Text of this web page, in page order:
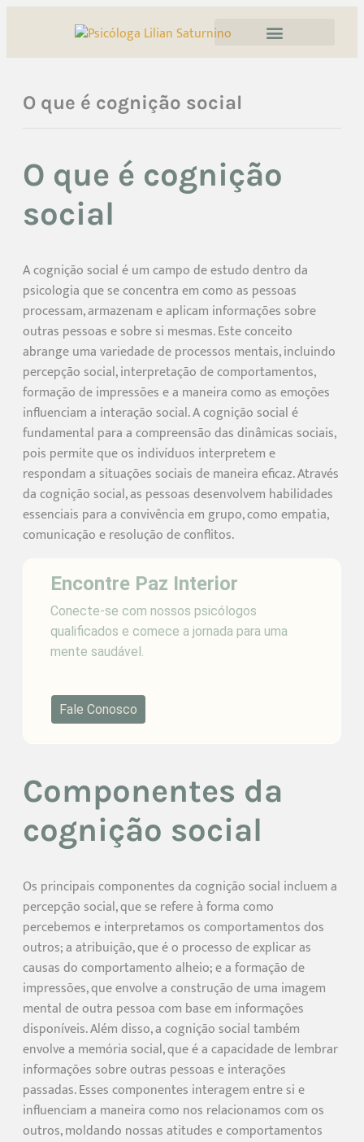
O que é cognição social
O que é cognição
social
A cognição social é um campo de estudo dentro da
psicologia que se concentra em como as pessoas
processam, armazenam e aplicam informações sobre
outras pessoas e sobre si mesmas. Este conceito
abrange uma variedade de processos mentais, incluindo
percepção social, interpretação de comportamentos,
formação de impressões e a maneira como as emoções
influenciam a interação social. A cognição social é
fundamental para a compreensão das dinâmicas sociais,
pois permite que os indivíduos interpretem e
respondam a situações sociais de maneira eficaz. Através
da cognição social, as pessoas desenvolvem habilidades
essenciais para a convivência em grupo, como empatia,
comunicação e resolução de conflitos.
Encontre Paz Interior
Conecte-se com nossos psicólogos
qualificados e comece a jornada para uma
mente saudável.
Fale Conosco
Componentes da
cognição social
Os principais componentes da cognição social incluem a
percepção social, que se refere à forma como
percebemos e interpretamos os comportamentos dos
outros; a atribuição, que é o processo de explicar as
causas do comportamento alheio; e a formação de
impressões, que envolve a construção de uma imagem
mental de outra pessoa com base em informações
disponíveis. Além disso, a cognição social também
envolve a memória social, que é a capacidade de lembrar
informações sobre outras pessoas e interações
passadas. Esses componentes interagem entre si e
influenciam a maneira como nos relacionamos com os
outros, moldando nossas atitudes e comportamentos